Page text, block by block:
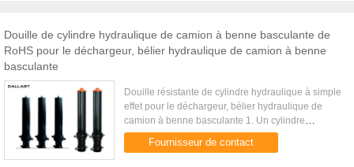
Douille de cylindre hydraulique de camion à benne basculante de
RoHS pour le déchargeur, bélier hydraulique de camion à benne
basculante
Douille résistante de cylindre hydraulique à simple
effet pour le déchargeur, bélier hydraulique de
camion à benne basculante 1. Un cylindre
hydraulique se compose d'un piston glissant dans
un tube creux, d...
Fournisseur de contact